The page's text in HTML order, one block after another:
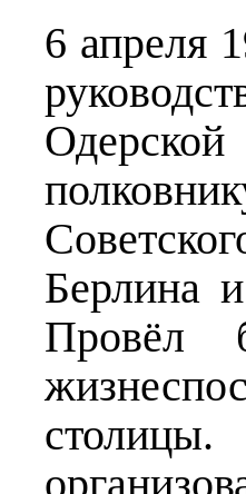
6 апреля
Берлина
Провёл